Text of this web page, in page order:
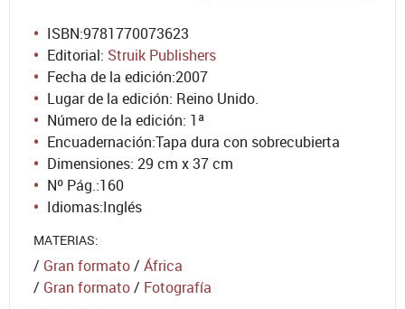
ISBN:9781770073623
Editorial: Struik Publishers
Fecha de la edición:2007
Lugar de la edición: Reino Unido.
Número de la edición: 1ª
Encuadernación:Tapa dura con sobrecubierta
Dimensiones: 29 cm x 37 cm
Nº Pág.:160
Idiomas:Inglés
MATERIAS:
/ Gran formato/ África
/ Gran formato/ Fotografía